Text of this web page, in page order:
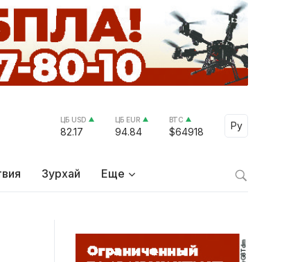
ЦБ USD
82.17
ЦБ EUR
94.84
BTC
$64918
Ру
Select
Зурхай Еще